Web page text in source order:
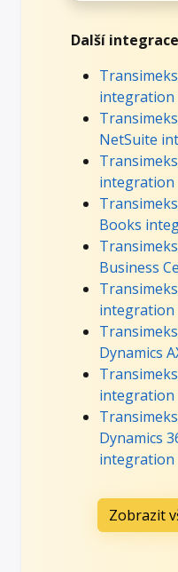
Další integrace
integration
NetSuite
integration
Books
Business
integration
Dynamics
integration
Dynamics
integration
Zobrazit